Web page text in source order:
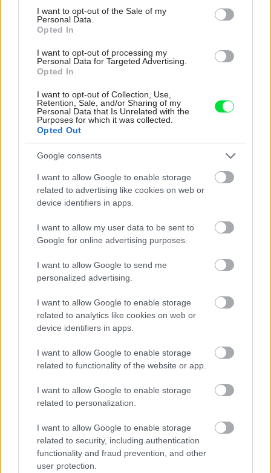
consent section.
I want to opt-out of the Sale of my
Personal Data.
Opted In
I want to opt-out of processing my
Personal Data for Targeted Advertising.
Opted In
I want to opt-out of Collection, Use,
Retention, Sale, and/or Sharing of my
Personal Data that Is Unrelated with the
Purposes for which it was collected.
Opted Out
Google consents
I want to allow Google to enable storage
related to advertising like cookies on web or
device identifiers in apps.
I want to allow my user data to be sent to
Google for online advertising purposes.
I want to allow Google to send me
personalized advertising.
I want to allow Google to enable storage
related to analytics like cookies on web or
device identifiers in apps.
I want to allow Google to enable storage
related to functionality of the website or app.
I want to allow Google to enable storage
related to personalization.
I want to allow Google to enable storage
related to security, including authentication
functionality and fraud prevention, and other
user protection.
Novinka v ponuke vinylových podláh Gerflor
Diskusia